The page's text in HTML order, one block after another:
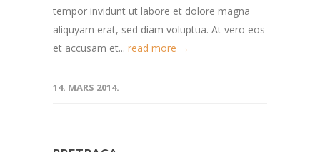
tempor invidunt ut labore et dolore magna
aliquyam erat, sed diam voluptua. At vero eos
et accusam et... read more →
14. MARS 2014.